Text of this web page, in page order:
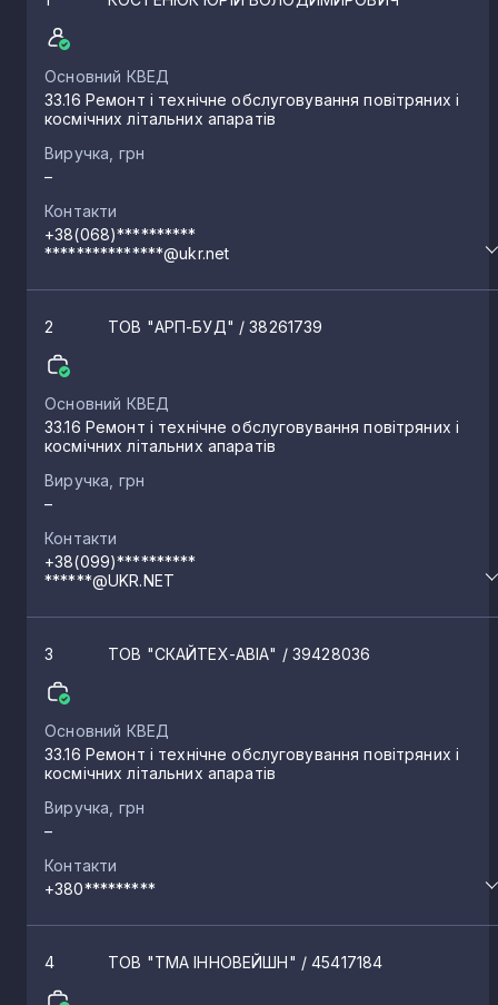
Основний КВЕД
33.16 Ремонт і технічне обслуговування повітряних і
космічних літальних апаратів
Виручка, грн
–
Контакти
+38(068)**********
***************@ukr.net
2 ТОВ "АРП-БУД" / 38261739
Основний КВЕД
33.16 Ремонт і технічне обслуговування повітряних і
космічних літальних апаратів
Виручка, грн
–
Контакти
+38(099)**********
******@UKR.NET
3 ТОВ "СКАЙТЕХ-АВІА" / 39428036
Основний КВЕД
33.16 Ремонт і технічне обслуговування повітряних і
космічних літальних апаратів
Виручка, грн
–
Контакти
+380*********
4 ТОВ "ТМА ІННОВЕЙШН" / 45417184